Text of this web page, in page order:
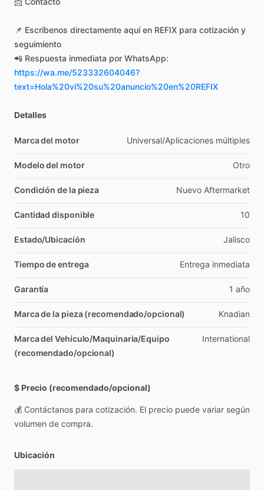
📌 Escríbenos directamente aquí en REFIX para cotización y
seguimiento
📲 Respuesta inmediata por WhatsApp:
https://wa.me/523332604046?
text=Hola%20vi%20su%20anuncio%20en%20REFIX
Detalles
Marca del motor Universal​/​Aplicaciones múltiples
Modelo del motor Otro
Condición de la pieza Nuevo Aftermarket
Cantidad disponible 10
Estado/Ubicación Jalisco
Tiempo de entrega Entrega inmediata
Garantía 1 año
Marca de la pieza (recomendado/opcional) Knadian
Marca del Vehículo/Maquinaria/Equipo
(recomendado/opcional)
International
$ Precio (recomendado/opcional)
💰 Contáctanos para cotización. El precio puede variar según
volumen de compra.
Ubicación